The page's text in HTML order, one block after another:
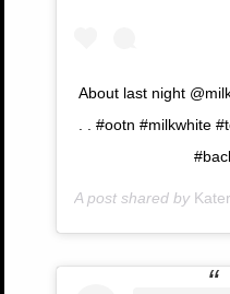
About last night
. . #ootn #milkwhite
A post shared by